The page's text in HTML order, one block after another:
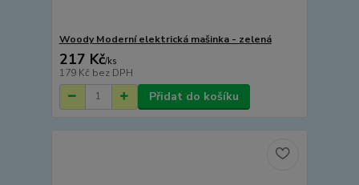
Woody Moderní elektrická mašinka - zelená
217 Kč/ks
179 Kč bez DPH
Přidat do košíku